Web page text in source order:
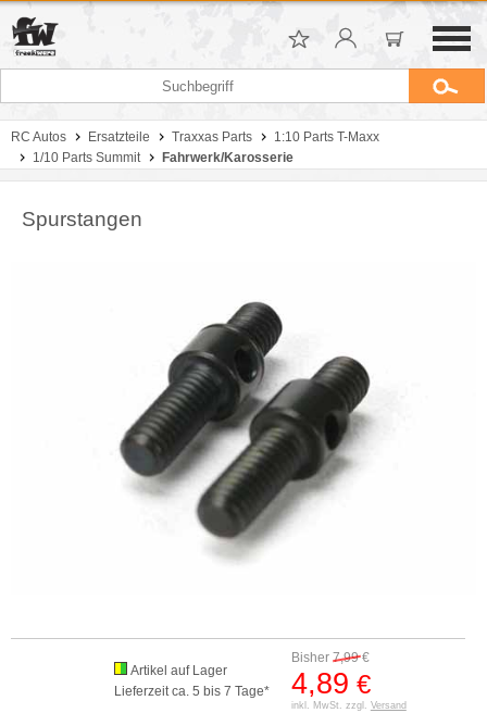
RC Autos Ersatzteile Traxxas Parts
1:10 Parts T-Maxx
1/10 Parts Summit
Fahrwerk/Karosserie
Spurstangen
Bisher 7,99€
4,89 €
inkl. MwSt. zzgl. Versand
Artikel auf Lager
Lieferzeit ca. 5 bis 7 Tage*